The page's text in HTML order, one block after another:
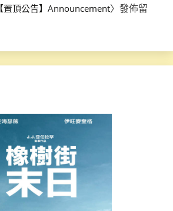
【置頂公告】Announcement〉發佈留